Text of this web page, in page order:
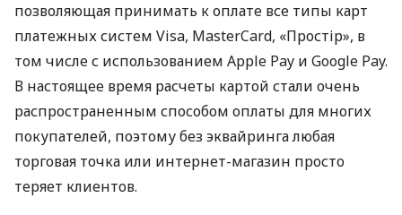
позволяющая принимать к оплате все типы карт
платежных систем Visa, MasterCard, «Простір», в
том числе с использованием Apple Pay и Google Pay.
В настоящее время расчеты картой стали очень
распространенным способом оплаты для многих
покупателей, поэтому без эквайринга любая
торговая точка или интернет-магазин просто
теряет клиентов.